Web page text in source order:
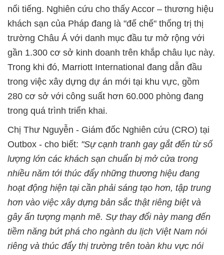
nổi tiếng. Nghiên cứu cho thấy Accor – thương hiệu
khách sạn của Pháp đang là "đế chế" thống trị thị
trường Châu Á với danh mục đầu tư mở rộng với
gần 1.300 cơ sở kinh doanh trên khắp châu lục này.
Trong khi đó, Marriott International đang dẫn đầu
trong việc xây dựng dự án mới tại khu vực, gồm
280 cơ sở với công suất hơn 60.000 phòng đang
trong quá trình triển khai.
Chị Thư Nguyễn - Giám đốc Nghiên cứu (CRO) tại
Outbox - cho biết: "Sự cạnh tranh gay gắt đến từ số
lượng lớn các khách sạn chuẩn bị mở cửa trong
nhiều năm tới thúc đẩy những thương hiệu đang
hoạt động hiện tại cần phải sáng tạo hơn, tập trung
hơn vào việc xây dựng bản sắc thật riêng biệt và
gây ấn tượng mạnh mẽ. Sự thay đổi này mang đến
tiềm năng bứt phá cho ngành du lịch Việt Nam nói
riêng và thúc đẩy thị trường trên toàn khu vực nói